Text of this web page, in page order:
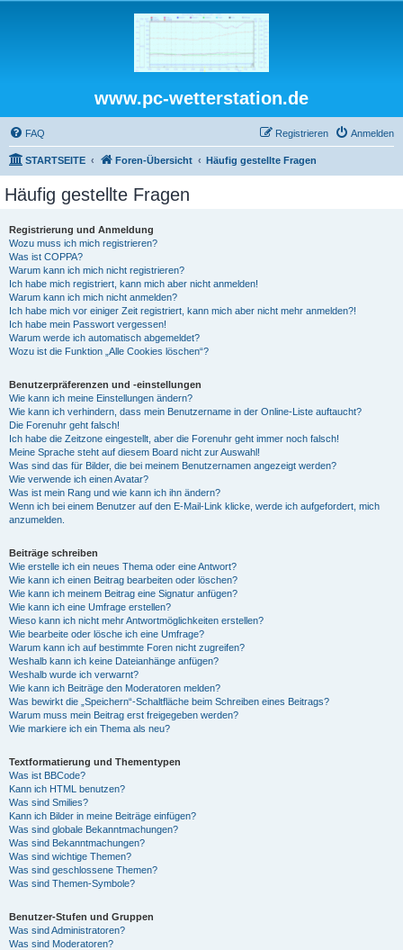
www.pc-wetterstation.de
FAQ Anmelden
Registrieren
STARTSEITE Foren-Übersicht Häufig gestellte Fragen
Häufig gestellte Fragen
Registrierung und Anmeldung
Wozu muss ich mich registrieren?
Was ist COPPA?
Warum kann ich mich nicht registrieren?
Ich habe mich registriert, kann mich aber nicht anmelden!
Warum kann ich mich nicht anmelden?
Ich habe mich vor einiger Zeit registriert, kann mich aber nicht mehr anmelden?!
Ich habe mein Passwort vergessen!
Warum werde ich automatisch abgemeldet?
Wozu ist die Funktion „Alle Cookies löschen“?
Benutzerpräferenzen und -einstellungen
Wie kann ich meine Einstellungen ändern?
Wie kann ich verhindern, dass mein Benutzername in der Online-Liste auftaucht?
Die Forenuhr geht falsch!
Ich habe die Zeitzone eingestellt, aber die Forenuhr geht immer noch falsch!
Meine Sprache steht auf diesem Board nicht zur Auswahl!
Was sind das für Bilder, die bei meinem Benutzernamen angezeigt werden?
Wie verwende ich einen Avatar?
Was ist mein Rang und wie kann ich ihn ändern?
Wenn ich bei einem Benutzer auf den E-Mail-Link klicke, werde ich aufgefordert, mich
anzumelden.
Beiträge schreiben
Wie erstelle ich ein neues Thema oder eine Antwort?
Wie kann ich einen Beitrag bearbeiten oder löschen?
Wie kann ich meinem Beitrag eine Signatur anfügen?
Wie kann ich eine Umfrage erstellen?
Wieso kann ich nicht mehr Antwortmöglichkeiten erstellen?
Wie bearbeite oder lösche ich eine Umfrage?
Warum kann ich auf bestimmte Foren nicht zugreifen?
Weshalb kann ich keine Dateianhänge anfügen?
Weshalb wurde ich verwarnt?
Wie kann ich Beiträge den Moderatoren melden?
Was bewirkt die „Speichern“-Schaltfläche beim Schreiben eines Beitrags?
Warum muss mein Beitrag erst freigegeben werden?
Wie markiere ich ein Thema als neu?
Textformatierung und Thementypen
Was ist BBCode?
Kann ich HTML benutzen?
Was sind Smilies?
Kann ich Bilder in meine Beiträge einfügen?
Was sind globale Bekanntmachungen?
Was sind Bekanntmachungen?
Was sind wichtige Themen?
Was sind geschlossene Themen?
Was sind Themen-Symbole?
Benutzer-Stufen und Gruppen
Was sind Administratoren?
Was sind Moderatoren?